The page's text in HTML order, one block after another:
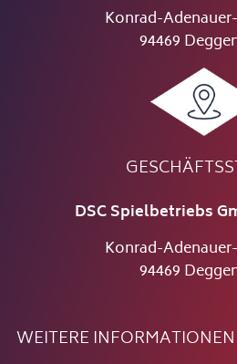
Konrad-
94469
DSC Spielbetriebs
Konrad-
94469
WEITERE INFORMATIONEN